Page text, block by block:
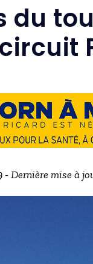
du
- Dernière mise à